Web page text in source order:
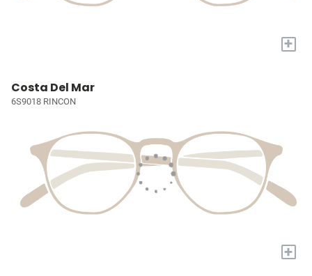
+
Costa Del Mar
6S9018 RINCON
+